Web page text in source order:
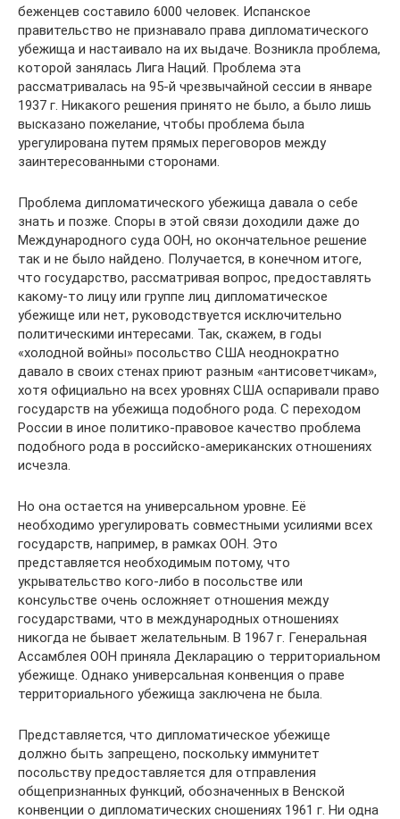
беженцев составило 6000 человек. Испанское
правительство не признавало права дипломатического
убежища и настаивало на их выдаче. Возникла проблема,
которой занялась Лига Наций. Проблема эта
рассматривалась на 95-й чрезвычайной сессии в январе
1937 г. Никакого решения принято не было, а было лишь
высказано пожелание, чтобы проблема была
урегулирована путем прямых переговоров между
заинтересованными сторонами.
Проблема дипломатического убежища давала о себе
знать и позже. Споры в этой связи доходили даже до
Международного суда ООН, но окончательное решение
так и не было найдено. Получается, в конечном итоге,
что государство, рассматривая вопрос, предоставлять
какому-то лицу или группе лиц дипломатическое
убежище или нет, руководствуется исключительно
политическими интересами. Так, скажем, в годы
«холодной войны» посольство США неоднократно
давало в своих стенах приют разным «антисоветчикам»,
хотя официально на всех уровнях США оспаривали право
государств на убежища подобного рода. С переходом
России в иное политико-правовое качество проблема
подобного рода в российско-американских отношениях
исчезла.
Но она остается на универсальном уровне. Её
необходимо урегулировать совместными усилиями всех
государств, например, в рамках ООН. Это
представляется необходимым потому, что
укрывательство кого-либо в посольстве или
консульстве очень осложняет отношения между
государствами, что в международных отношениях
никогда не бывает желательным. В 1967 г. Генеральная
Ассамблея ООН приняла Декларацию о территориальном
убежище. Однако универсальная конвенция о праве
территориального убежища заключена не была.
Представляется, что дипломатическое убежище
должно быть запрещено, поскольку иммунитет
посольству предоставляется для отправления
общепризнанных функций, обозначенных в Венской
конвенции о дипломатических сношениях 1961 г. Ни одна